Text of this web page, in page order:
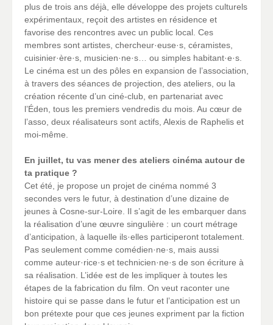
plus de trois ans déjà, elle développe des projets culturels
expérimentaux, reçoit des artistes en résidence et
favorise des rencontres avec un public local. Ces
membres sont artistes, chercheur·euse·s, céramistes,
cuisinier·ère·s, musicien·ne·s… ou simples habitant·e·s.
Le cinéma est un des pôles en expansion de l’association,
à travers des séances de projection, des ateliers, ou la
création récente d’un ciné-club, en partenariat avec
l’Éden, tous les premiers vendredis du mois. Au cœur de
l’asso, deux réalisateurs sont actifs, Alexis de Raphelis et
moi-même.
En juillet, tu vas mener des ateliers cinéma autour de
ta pratique ?
Cet été, je propose un projet de cinéma nommé 3
secondes vers le futur, à destination d’une dizaine de
jeunes à Cosne-sur-Loire. Il s’agit de les embarquer dans
la réalisation d’une œuvre singulière : un court métrage
d’anticipation, à laquelle ils·elles participeront totalement.
Pas seulement comme comédien·ne·s, mais aussi
comme auteur·rice·s et technicien·ne·s de son écriture à
sa réalisation. L’idée est de les impliquer à toutes les
étapes de la fabrication du film. On veut raconter une
histoire qui se passe dans le futur et l’anticipation est un
bon prétexte pour que ces jeunes expriment par la fiction